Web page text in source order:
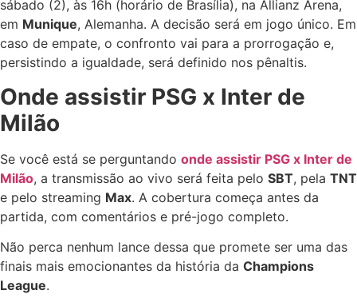
sábado (2), às 16h (horário de Brasília), na Allianz Arena,
em Munique, Alemanha. A decisão será em jogo único. Em
caso de empate, o confronto vai para a prorrogação e,
persistindo a igualdade, será definido nos pênaltis.
Onde assistir PSG x Inter de
Milão
Se você está se perguntando onde assistir PSG x Inter de
Milão, a transmissão ao vivo será feita pelo SBT, pela TNT
e pelo streaming Max. A cobertura começa antes da
partida, com comentários e pré-jogo completo.
Não perca nenhum lance dessa que promete ser uma das
finais mais emocionantes da história da Champions
League.